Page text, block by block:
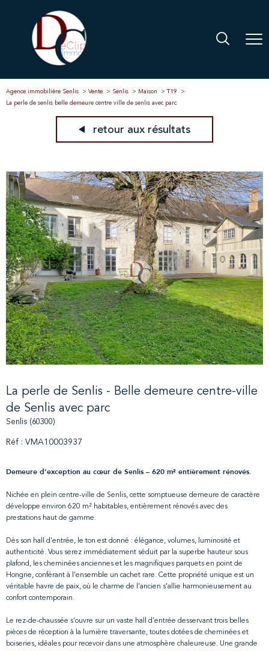
Agence immobilière Senlis Vente Senlis Maison
T19
La perle de senlis belle demeure centre ville de senlis avec parc
retour aux résultats
La perle de Senlis - Belle demeure centre-ville
de Senlis avec parc
Senlis (60300)
Réf : VMA10003937
Demeure d’exception au cœur de Senlis – 620 m² entièrement rénovés.
Nichée en plein centre-ville de Senlis, cette somptueuse demeure de caractère
développe environ 620 m² habitables, entièrement rénovés avec des
prestations haut de gamme.
Dès son hall d'entrée, le ton est donné : élégance, volumes, luminosité et
authenticité. Vous serez immédiatement séduit par la superbe hauteur sous
plafond, les cheminées anciennes et les magnifiques parquets en point de
Hongrie, conférant à l’ensemble un cachet rare. Cette propriété unique est un
véritable havre de paix, où le charme de l’ancien s’allie harmonieusement au
confort contemporain.
Le rez-de-chaussée s’ouvre sur un vaste hall d’entrée desservant trois belles
pièces de réception à la lumière traversante, toutes dotées de cheminées et
boiseries, idéales pour recevoir dans une atmosphère chaleureuse. Une grande